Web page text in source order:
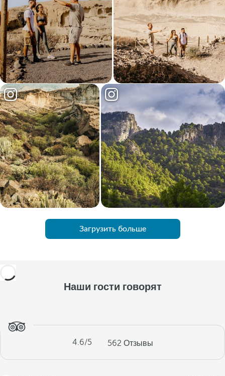
Загрузить больше
Наши гости говорят
4.6/5 562 Отзывы